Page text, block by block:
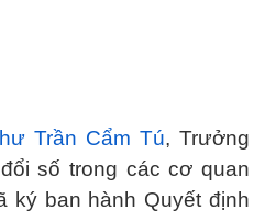
Trần Cẩm Tú, Trưởng
số trong các cơ quan
ký ban hành Quyết định